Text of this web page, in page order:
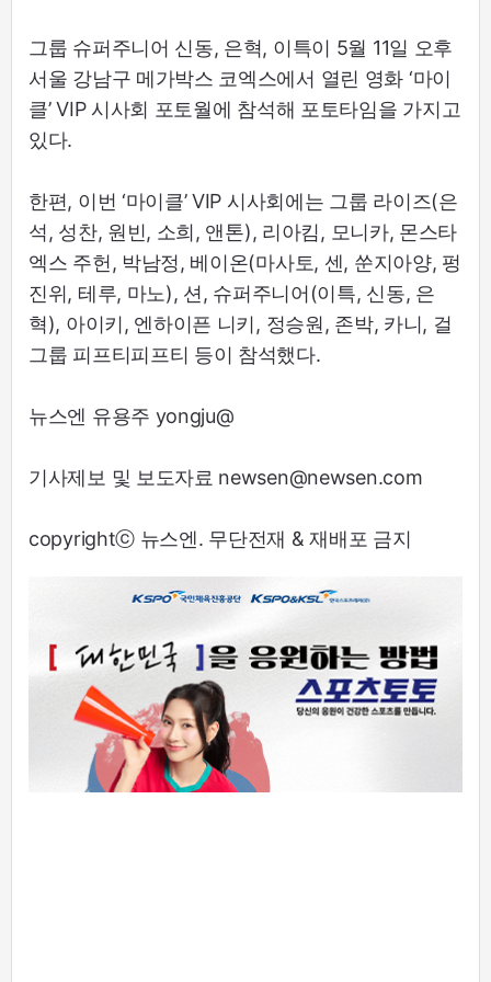
그룹 슈퍼주니어 신동, 은혁, 이특이 5월 11일 오후
서울 강남구 메가박스 코엑스에서 열린 영화 ‘마이
클’ VIP 시사회 포토월에 참석해 포토타임을 가지고
있다.
한편, 이번 ‘마이클’ VIP 시사회에는 그룹 라이즈(은
석, 성찬, 원빈, 소희, 앤톤), 리아킴, 모니카, 몬스타
엑스 주헌, 박남정, 베이온(마사토, 센, 쑨지아양, 펑
진위, 테루, 마노), 션, 슈퍼주니어(이특, 신동, 은
혁), 아이키, 엔하이픈 니키, 정승원, 존박, 카니, 걸
그룹 피프티피프티 등이 참석했다.
뉴스엔 유용주 yongju@
기사제보 및 보도자료 newsen@newsen.com
copyrightⓒ 뉴스엔. 무단전재 & 재배포 금지